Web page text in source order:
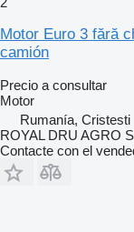
Motor Euro 3 fără
camión
Precio a consultar
Motor
Rumanía, Cristesti
ROYAL DRU AGRO
Contacte con el